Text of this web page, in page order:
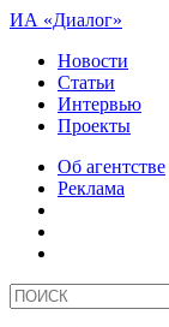
ИА «Диалог»
Новости
Статьи
Интервью
Проекты
Об агентстве
Реклама